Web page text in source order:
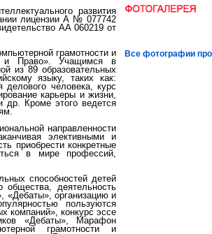
развития
лицензии А № 077742
АА 060219 от
грамотности и
и Право». Учащимся в
из 89 образовательных
языку, таких как:
человека, курс
карьеры и жизни,
др. Кроме этого ведется
направленности
элективными и
приобрести конкретные
в мире профессий,
способностей детей
общества, деятельность
«Дебаты», организацию и
пользуются
компаний», конкурс эссе
«Дебаты», Марафон
грамотности и
Все фотографии